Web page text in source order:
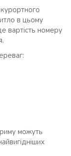
в цьому
вартість номеру
можуть